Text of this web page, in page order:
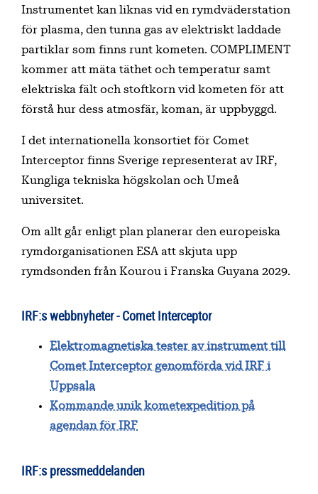
Instrumentet kan liknas vid en rymdväderstation
för plasma, den tunna gas av elektriskt laddade
partiklar som finns runt kometen. COMPLIMENT
kommer att mäta täthet och temperatur samt
elektriska fält och stoftkorn vid kometen för att
förstå hur dess atmosfär, koman, är uppbyggd.
I det internationella konsortiet för Comet
Interceptor finns Sverige representerat av IRF,
Kungliga tekniska högskolan och Umeå
universitet.
Om allt går enligt plan planerar den europeiska
rymdorganisationen ESA att skjuta upp
rymdsonden från Kourou i Franska Guyana 2029.
IRF:s webbnyheter - Comet Interceptor
Elektromagnetiska tester av instrument till
Comet Interceptor genomförda vid IRF i
Uppsala
Kommande unik kometexpedition på
agendan för IRF
IRF:s pressmeddelanden